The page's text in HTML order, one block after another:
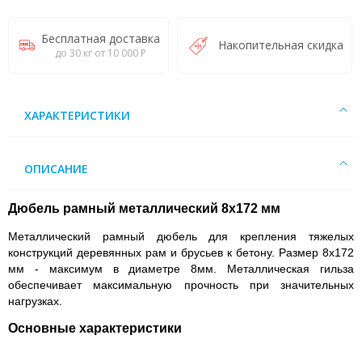
Бесплатная доставка
до 30 кг от 10 000 Р
Накопительная скидка
ХАРАКТЕРИСТИКИ
ОПИСАНИЕ
Дюбель рамный металлический 8х172 мм
Металлический рамный дюбель для крепления тяжелых
конструкций деревянных рам и брусьев к бетону. Размер 8х172
мм - максимум в диаметре 8мм. Металлическая гильза
обеспечивает максимальную прочность при значительных
нагрузках.
Основные характеристики